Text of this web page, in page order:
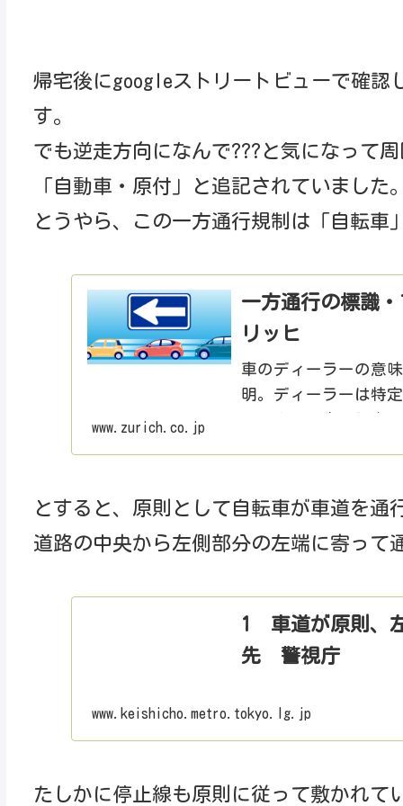
帰宅後にgoogleストリートビューで確認
す。
でも逆走方向になんで???と気になって
「自動車・原付」と追記されていました
とうやら、この一方通行規制は「自転車
一方通行の標識
リッヒ
車のディーラーの意
明。ディーラーは特
www.zurich.co.jp
とすると、原則として自転車が車道を
道路の中央から左側部分の左端に寄って
1 車道が原則、
先 警視庁
www.keishicho.metro.tokyo.lg.jp
たしかに停止線も原則に従って敷かれて